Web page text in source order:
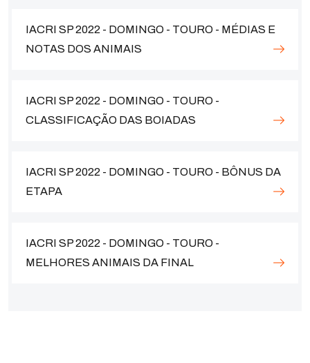
IACRI SP 2022 - DOMINGO - TOURO - MÉDIAS E
NOTAS DOS ANIMAIS
IACRI SP 2022 - DOMINGO - TOURO -
CLASSIFICAÇÃO DAS BOIADAS
IACRI SP 2022 - DOMINGO - TOURO - BÔNUS DA
ETAPA
IACRI SP 2022 - DOMINGO - TOURO -
MELHORES ANIMAIS DA FINAL